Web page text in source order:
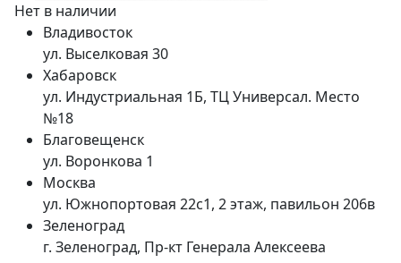
Нет в наличии
Владивосток
ул. Выселковая 30
Хабаровск
ул. Индустриальная 1Б, ТЦ Универсал. Место
№18
Благовещенск
ул. Воронкова 1
Москва
ул. Южнопортовая 22с1, 2 этаж, павильон 206в
Зеленоград
г. Зеленоград, Пр-кт Генерала Алексеева